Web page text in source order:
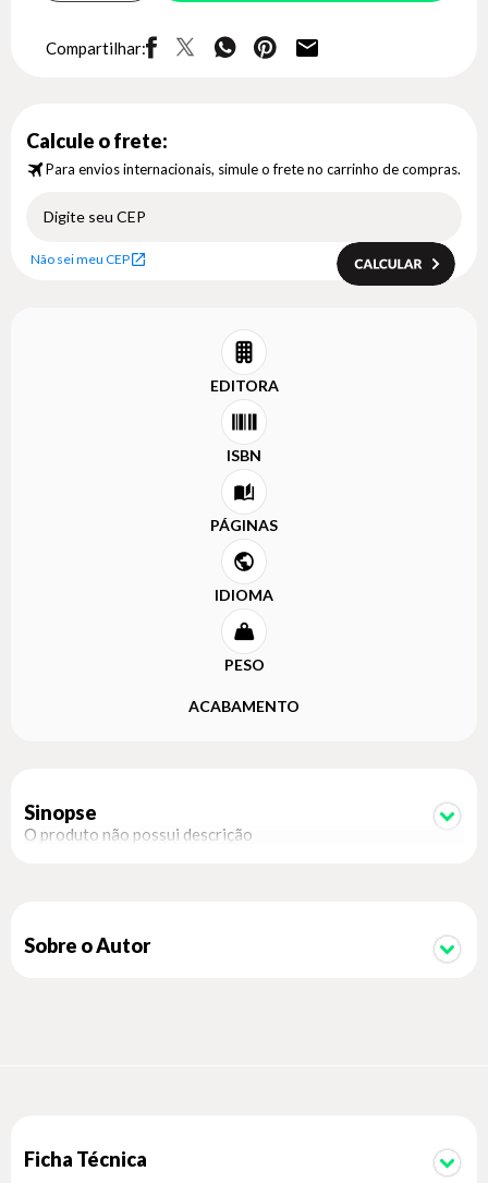
Compartilhar:
Calcule o frete:
Para envios internacionais, simule o frete no carrinho de compras.
Não sei meu CEP
EDITORA
ISBN
PÁGINAS
IDIOMA
PESO
ACABAMENTO
Sinopse
O produto não possui descrição
Sobre o Autor
Ficha Técnica